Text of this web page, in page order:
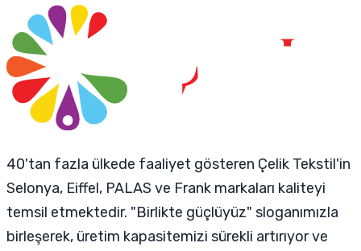
40'tan fazla ülkede faaliyet gösteren Çelik Tekstil'in
Selonya, Eiffel, PALAS ve Frank markaları kaliteyi
temsil etmektedir. "Birlikte güçlüyüz" sloganımızla
birleşerek, üretim kapasitemizi sürekli artırıyor ve